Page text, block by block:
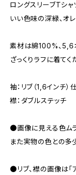
ロングスリーブTシャ
いい色味の深緑、オ
素材は綿100%、5,6
ざっくりラフに着てく
袖：リブ（1,6インチ）
襟：ダブルステッチ
●画像に見える色ム
また実物の色との多
●リブ、襟の画像は「